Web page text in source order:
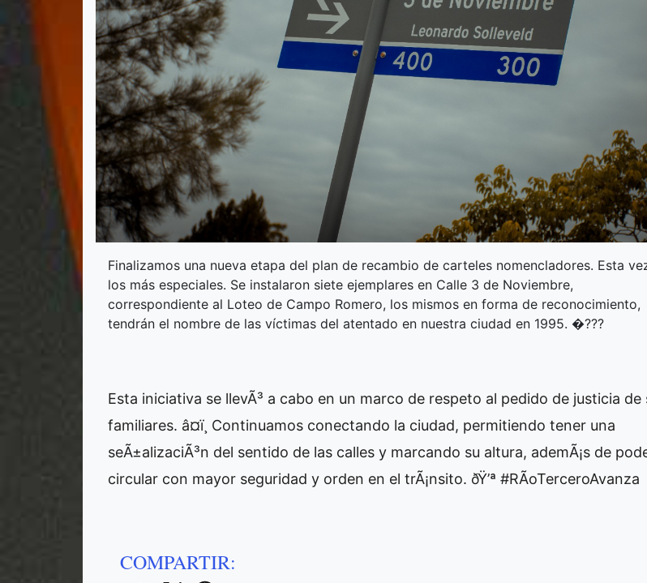
Finalizamos una nueva etapa del plan de recambio de carteles nomencladores. Esta
los más especiales. Se instalaron siete ejemplares en Calle 3 de Noviembre,
correspondiente al Loteo de Campo Romero, los mismos en forma de reconocimiento,
tendrán el nombre de las víctimas del atentado en nuestra ciudad en 1995. �???
Esta iniciativa se llevÃ³ a cabo en un marco de respeto al pedido de justicia de
familiares. â¤ï¸ Continuamos conectando la ciudad, permitiendo tener una
seÃ±alizaciÃ³n del sentido de las calles y marcando su altura, ademÃ¡s de
circular con mayor seguridad y orden en el trÃ¡nsito. ðŸ’ª #RÃ­oTerceroAvanza
COMPARTIR: